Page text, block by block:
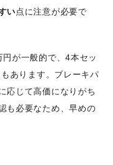
い点に注意が必要で
が一般的で、4本セッ
あります。ブレーキパ
応じて高価になりがち
も必要なため、早めの